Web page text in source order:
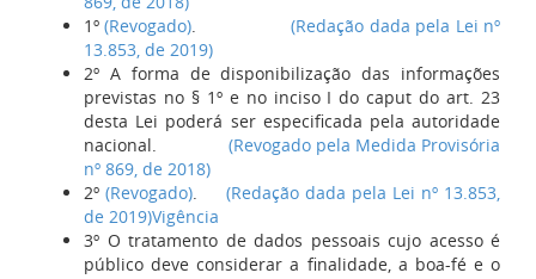
1º(Revogado).(Redação dada pela Lei nº
13.853, de 2019)
2º A forma de disponibilização das informações
previstas no § 1º e no inciso I do caput do art. 23
desta Lei poderá ser especificada pela autoridade
nacional. (Revogado pela Medida Provisória
nº 869, de 2018)
2º (Revogado).(Redação dada pela Lei nº 13.853,
de 2019)Vigência
3º O tratamento de dados pessoais cujo acesso é
público deve considerar a finalidade, a boa-fé e o